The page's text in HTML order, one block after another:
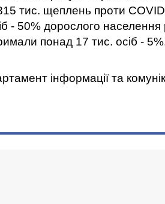
тис. щеплень проти
- 50% дорослого населення
понад 17 тис. осіб -
інформації та